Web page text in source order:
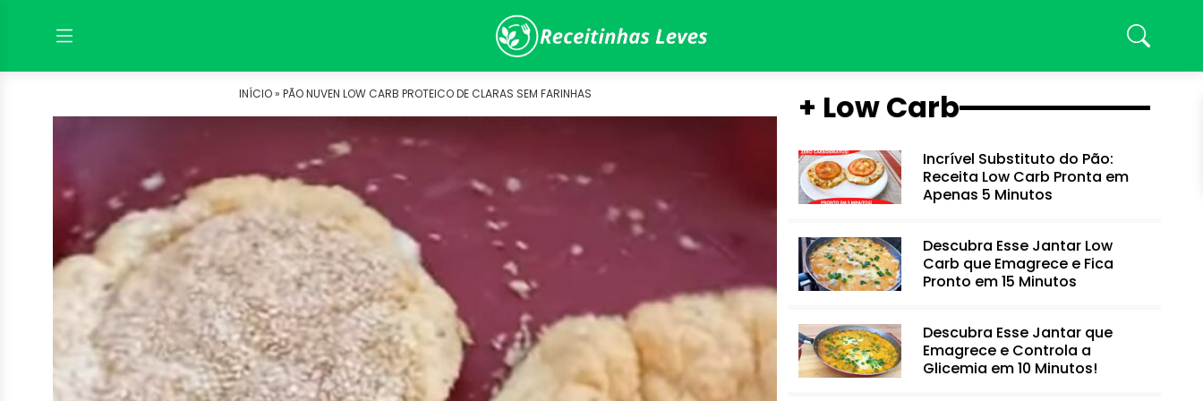
INÍCIO » PÃO NUVEN LOW CARB PROTEICO DE CLARAS SEM FARINHAS + Low Carb
Incrível Substituto do Pão:
Receita Low Carb Pronta em
Apenas 5 Minutos
Descubra Esse Jantar Low
Carb que Emagrece e Fica
Pronto em 15 Minutos
Descubra Esse Jantar que
Emagrece e Controla a
Glicemia em 10 Minutos!